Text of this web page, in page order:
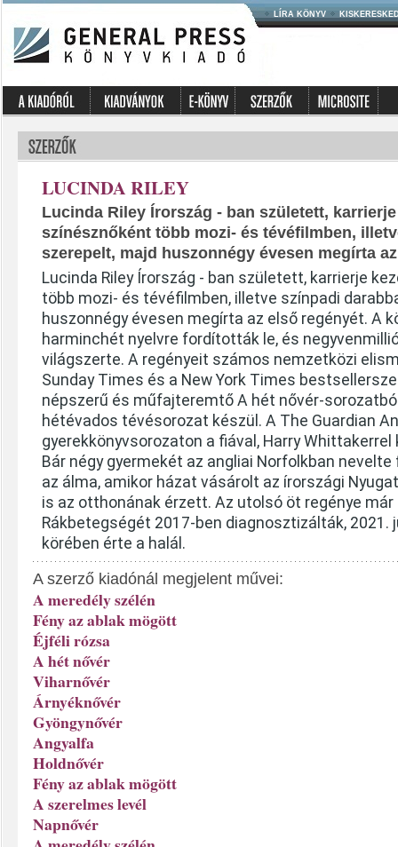
LÍRA KÖNYV
LUCINDA RILEY
Lucinda Riley Írország - ban született,
színésznőként több mozi- és tévéfilmben,
szerepelt, majd huszonnégy évesen megírta
Lucinda Riley Írország - ban született, karrierje
több mozi- és tévéfilmben, illetve színpadi
huszonnégy évesen megírta az első regényét. A
harminchét nyelvre fordították le, és
világszerte. A regényeit számos nemzetközi
Sunday Times és a New York Times
népszerű és műfajteremtő A hét nővér-
hétévados tévésorozat készül. A The Guardian
gyerekkönyvsorozaton a fiával, Harry
Bár négy gyermekét az angliai Norfolkban
az álma, amikor házat vásárolt az írországi
is az otthonának érzett. Az utolsó öt regénye
Rákbetegségét 2017-ben diagnosztizálták, 2021.
körében érte a halál.
A szerző kiadónál megjelent művei:
A meredély szélén
Fény az ablak mögött
Éjféli rózsa
A hét nővér
Viharnővér
Árnyéknővér
Gyöngynővér
Angyalfa
Holdnővér
Fény az ablak mögött
A szerelmes levél
Napnővér